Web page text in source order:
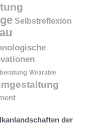
Selbstreflexion
Wearable
der